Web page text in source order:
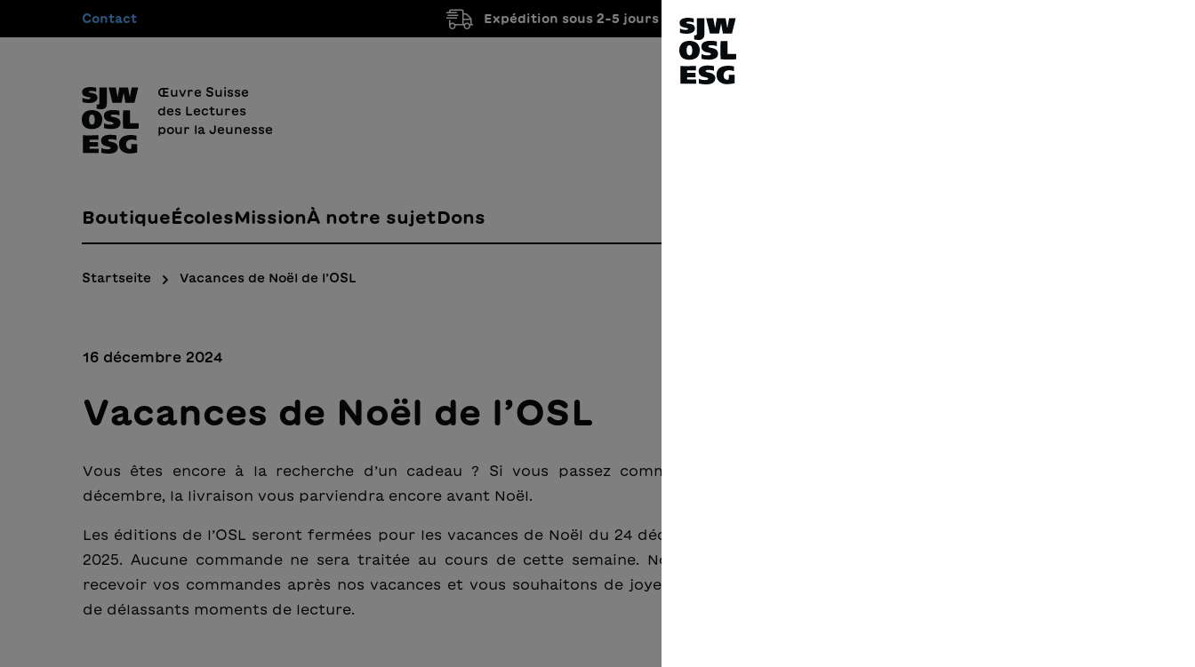
Passer à la navigation principale
Contact Expédition sous 2-5 jours ouvrés
Œuvre Suisse
des Lectures
pour la Jeunesse
BoutiqueÉcolesMissionÀ notre sujetDons
Startseite Vacances de Noël de l’OSL
16 décembre 2024
Vacances de Noël de l’OSL
Vous êtes encore à la recherche d’un cadeau ? Si vous passez commande d’ici vendredi 20
décembre, la livraison vous parviendra encore avant Noël.
Les éditions de l’OSL seront fermées pour les vacances de Noël du 24 décembre 2024 au 3 janvier
2025. Aucune commande ne sera traitée au cours de cette semaine. Nous nous réjouissons de
recevoir vos commandes après nos vacances et vous souhaitons de joyeuses fêtes entrecoupées
de délassants moments de lecture.